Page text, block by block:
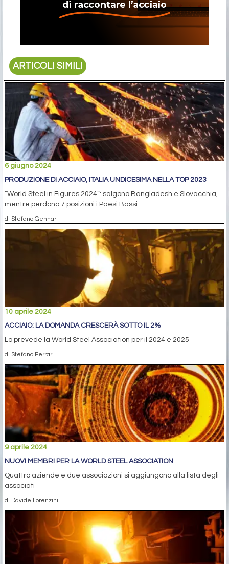
ARTICOLI SIMILI
6 giugno 2024
PRODUZIONE DI ACCIAIO, ITALIA UNDICESIMA NELLA TOP 2023
“World Steel in Figures 2024”: salgono Bangladesh e Slovacchia,
mentre perdono 7 posizioni i Paesi Bassi
di Stefano Gennari
10 aprile 2024
ACCIAIO: LA DOMANDA CRESCERÀ SOTTO IL 2%
Lo prevede la World Steel Association per il 2024 e 2025
di Stefano Ferrari
9 aprile 2024
NUOVI MEMBRI PER LA WORLD STEEL ASSOCIATION
Quattro aziende e due associazioni si aggiungono alla lista degli
associati
di Davide Lorenzini